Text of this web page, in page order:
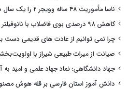
ناسا مأموریت ۴۸ ساله وویجر ۲ را یک سال دیگر تمدید کرد
کاهش ۹۸ درصدی بوی فاضلاب با نانوفیلتر ایرانی
چرا نمی توانیم از عادت های قدیمی دست
صیانت از میراث طبیعی شیراز با
جهاد دانشگاهی؛ نماد جهاد علمی و امید به
دانش آموز استان فارسی بر قله هوش